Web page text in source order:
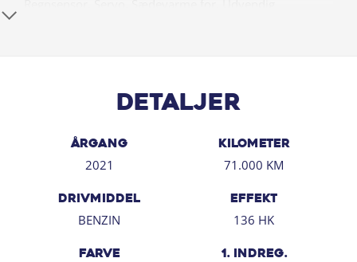
Blindvinkelassistent, Automatisk nødbremsesystem,
Detaljer
ÅRGANG
2021
KILOMETER
71.000 KM
DRIVMIDDEL
BENZIN
EFFEKT
136 HK
FARVE 1. INDREG.